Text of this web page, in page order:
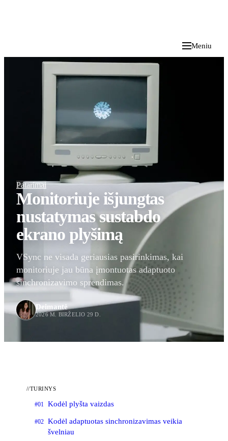
Meniu
Patarimai
Monitoriuje išjungtas
nustatymas sustabdo
ekrano plyšimą
VSync ne visada geriausias pasirinkimas, kai
monitoriuje jau būna įmontuotas adaptuoto
sinchronizavimo sprendimas.
Deimantė
2026 M. BIRŽELIO 29 D.
//TURINYS
#01 Kodėl plyšta vaizdas
#02
Kodėl adaptuotas sinchronizavimas veikia
švelniau